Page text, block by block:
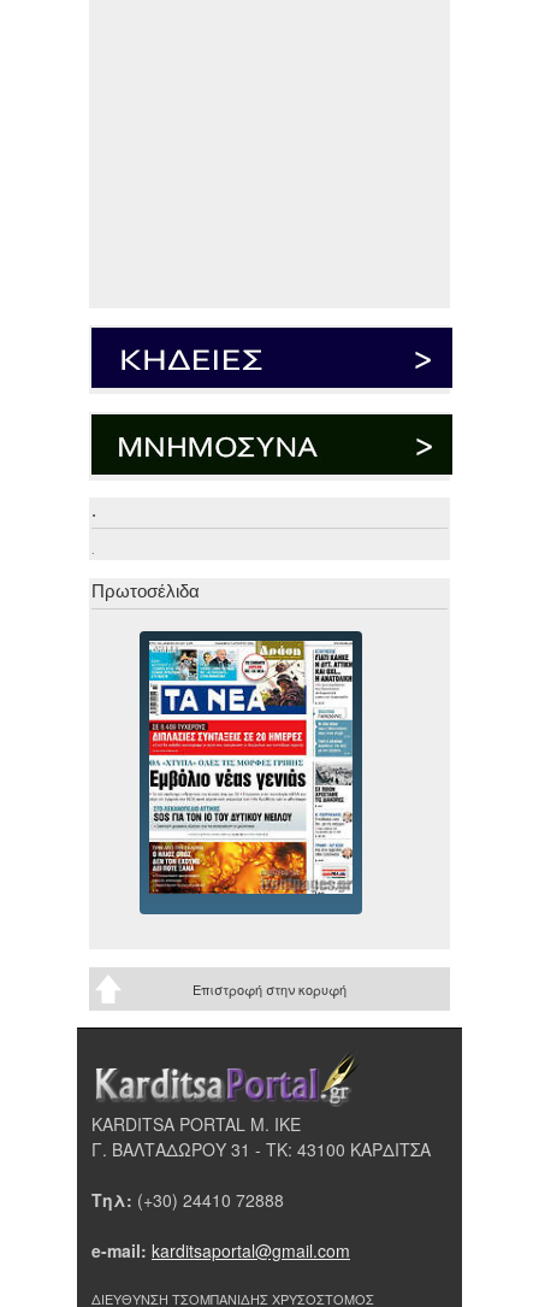
.
.
Πρωτοσέλιδα
Επιστροφή στην κορυφή
KARDITSA PORTAL Μ. ΙΚΕ
Γ. ΒΑΛΤΑΔΩΡΟΥ 31 - ΤΚ: 43100 ΚΑΡΔΙΤΣΑ
Τηλ: (+30) 24410 72888
e-mail: karditsaportal@gmail.com
ΔΙΕΥΘΥΝΣΗ ΤΣΟΜΠΑΝΙΔΗΣ ΧΡΥΣΟΣΤΟΜΟΣ